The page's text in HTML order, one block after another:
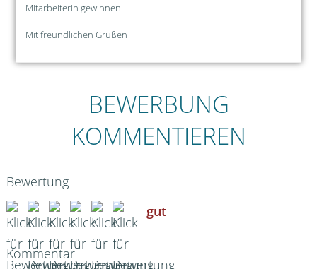
Mitarbeiterin gewinnen.
Mit freundlichen Grüßen
BEWERBUNG
KOMMENTIEREN
Bewertung
gut
Kommentar